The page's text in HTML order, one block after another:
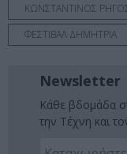
ΚΩΝΣΤΑΝΤΙΝΟΣ
ΦΕΣΤΙΒΑΛ ΔΗΜΗΤΡΙΑ
Newsletter
Κάθε βδομάδα
την Τέχνη και